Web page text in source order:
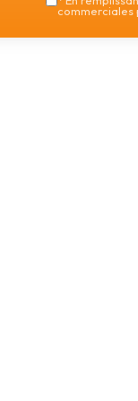
commerciales